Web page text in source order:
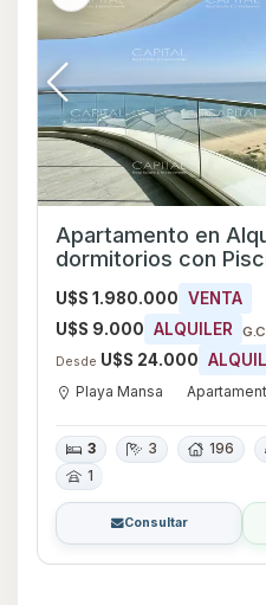
Apartamento en
dormitorios con
Playa Mansa,
U$S 1.980.000 VENTA
U$S 9.000 ALQUILER
Desde U$S 24.000
Playa Mansa
3 3 196
1
Consultar